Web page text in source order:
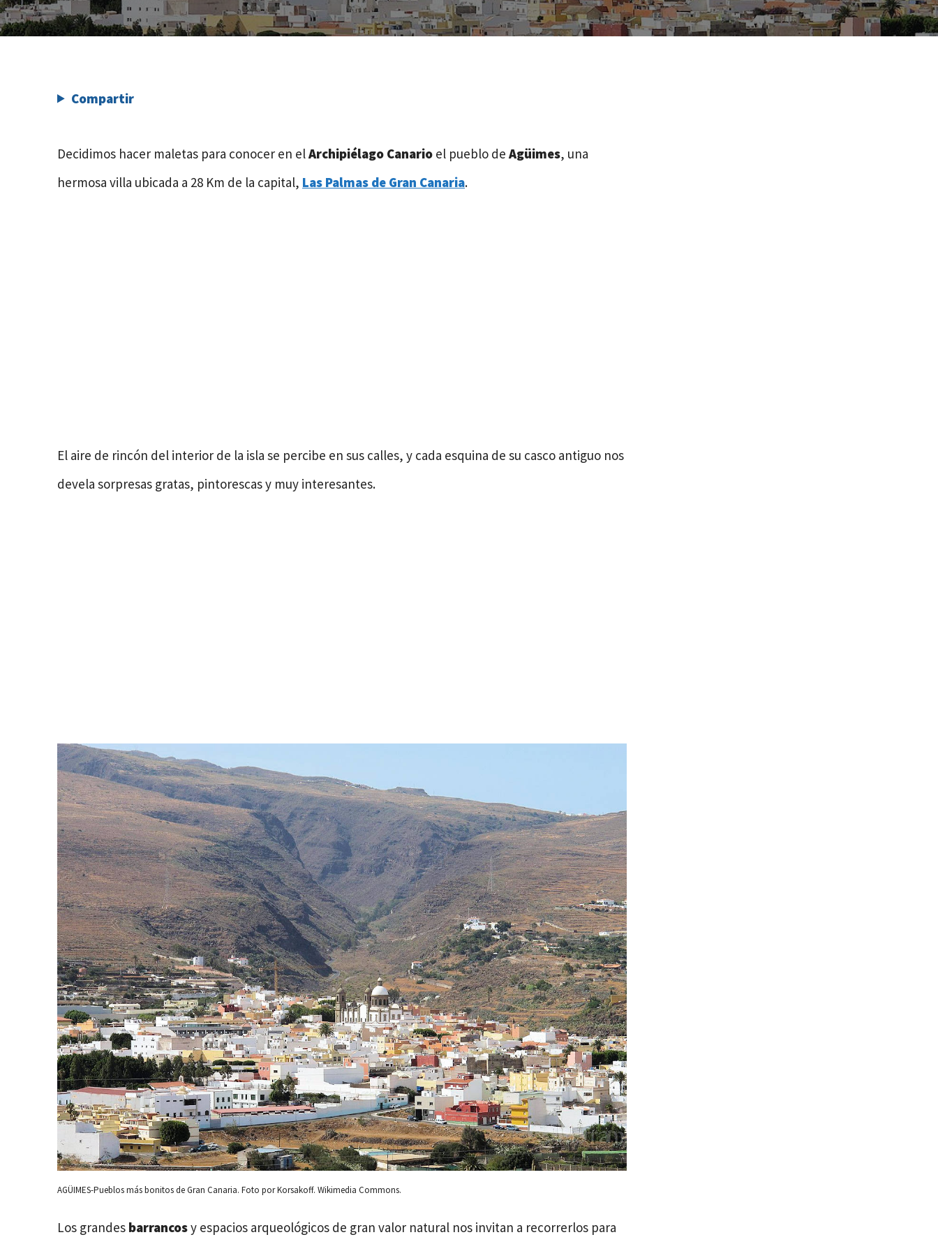
Compartir
Decidimos hacer maletas para conocer en elArchipiélago Canario el pueblo de Agüimes, una
hermosa villa ubicada a 28 Km de la capital, Las Palmas de Gran Canaria.
El aire de rincón del interior de la isla se percibe en sus calles, y cada esquina de su casco antiguo nos
devela sorpresas gratas, pintorescas y muy interesantes.
AGÜIMES-Pueblos más bonitos de Gran Canaria. Foto por Korsakoff. Wikimedia Commons.
Los grandes barrancosy espacios arqueológicos de gran valor natural nos invitan a recorrerlos para